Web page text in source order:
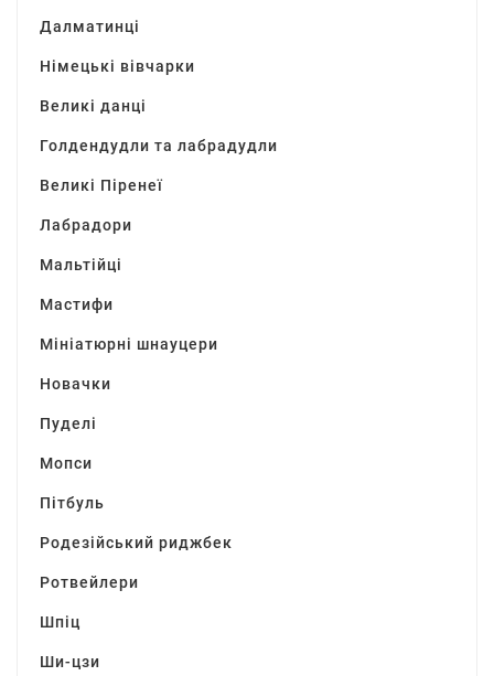
Далматинці
Німецькі вівчарки
Великі данці
Голдендудли та лабрадудли
Великі Піренеї
Лабрадори
Мальтійці
Мастифи
Мініатюрні шнауцери
Новачки
Пуделі
Мопси
Пітбуль
Родезійський риджбек
Ротвейлери
Шпіц
Ши-цзи